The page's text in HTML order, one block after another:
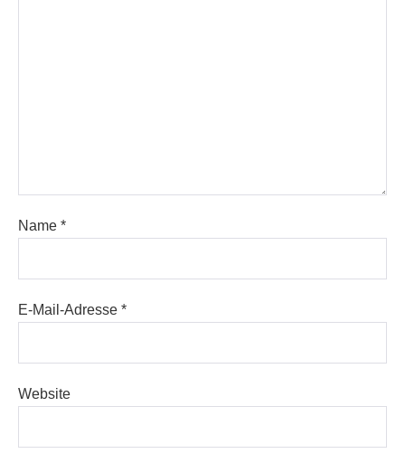
Name *
E-Mail-Adresse *
Website